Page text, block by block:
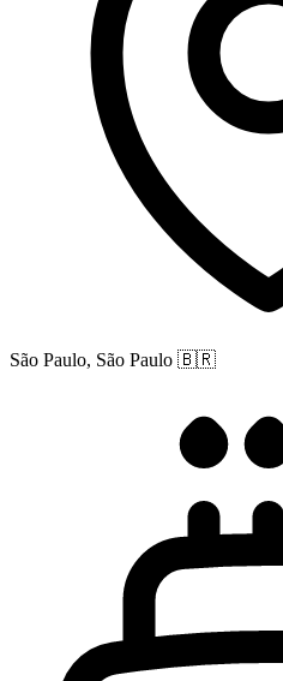
São Paulo, São Paulo 🇧🇷